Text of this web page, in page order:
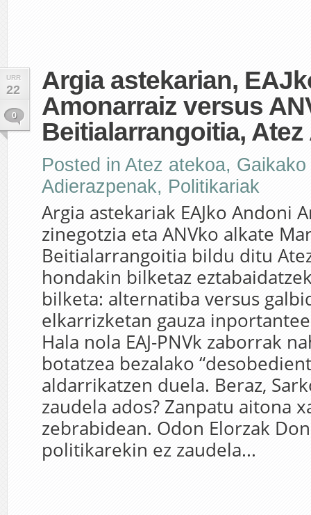
URR
22
0
Argia astekarian,
Amonarraiz versus
Beitialarrangoitia, Atez
Posted in Atez atekoa,
Adierazpenak, Politikariak
Argia astekariak EAJko Andoni
zinegotzia eta ANVko alkate
Beitialarrangoitia bildu ditu
hondakin bilketaz
bilketa: alternatiba versus
elkarrizketan gauza
Hala nola EAJ-PNVk zaborrak
botatzea bezalako
aldarrikatzen duela. Beraz,
zaudela ados? Zanpatu aitona
zebrabidean. Odon Elorzak
politikarekin ez zaudela...